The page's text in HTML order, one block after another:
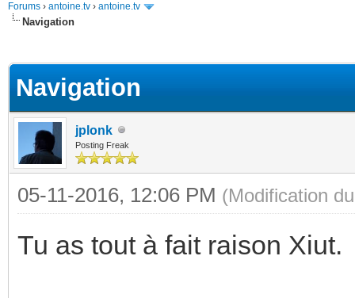
Forums › antoine.tv › antoine.tv
Navigation
Navigation
jplonk
Posting Freak
05-11-2016, 12:06 PM (Modification
Tu as tout à fait raison Xiut.